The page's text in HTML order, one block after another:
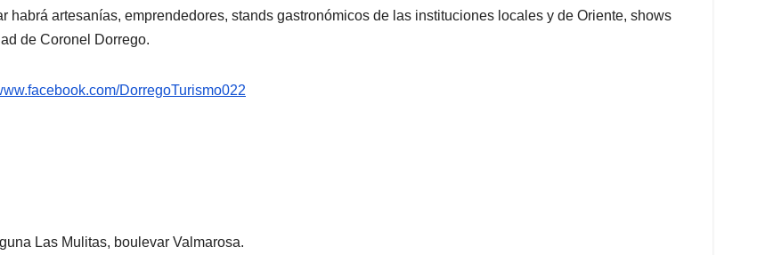
artesanías, emprendedores, stands gastronómicos de las instituciones locales y de Oriente, shows
de Coronel Dorrego.
DorregoTurismo022
Las Mulitas, boulevar Valmarosa.